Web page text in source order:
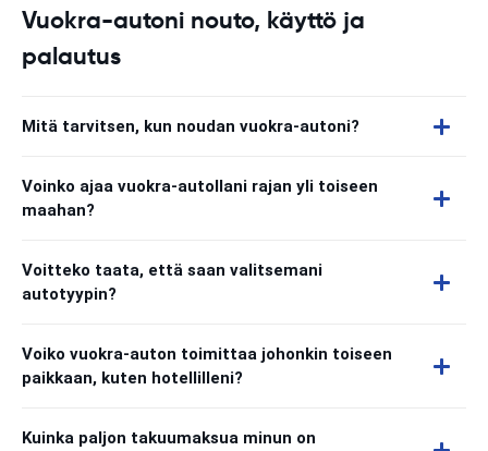
Vuokra-autoni nouto, käyttö ja
palautus
Mitä tarvitsen, kun noudan vuokra-autoni?
Voinko ajaa vuokra-autollani rajan yli toiseen
maahan?
Voitteko taata, että saan valitsemani
autotyypin?
Voiko vuokra-auton toimittaa johonkin toiseen
paikkaan, kuten hotellilleni?
Kuinka paljon takuumaksua minun on